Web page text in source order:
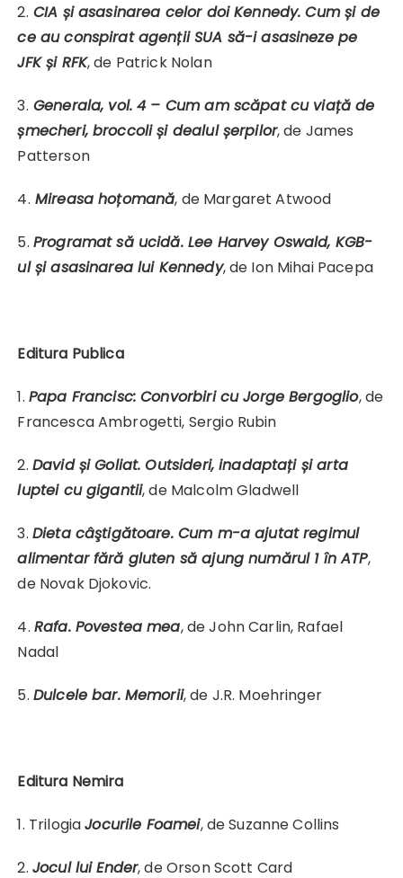
2. CIA și asasinarea celor doi Kennedy. Cum și de
ce au conspirat agenții SUA să-i asasineze pe
JFK și RFK,de Patrick Nolan
3. Generala, vol. 4 – Cum am scăpat cu viață de
șmecheri, broccoli și dealul șerpilor, de James
Patterson
4. Mireasa hoțomană, de Margaret Atwood
5. Programat să ucidă. Lee Harvey Oswald, KGB-
ul și asasinarea lui Kennedy, de Ion Mihai Pacepa
Editura Publica
1. Papa Francisc: Convorbiri cu Jorge Bergoglio, de
Francesca Ambrogetti, Sergio Rubin
2. David și Goliat. Outsideri, inadaptați și arta
luptei cu gigantii, de Malcolm Gladwell
3. Dieta câştigătoare. Cum m-a ajutat regimul
alimentar fără gluten să ajung numărul 1 în ATP,
de Novak Djokovic.
4. Rafa. Povestea mea, de John Carlin, Rafael
Nadal
5. Dulcele bar. Memorii, de J.R. Moehringer
Editura Nemira
1. TrilogiaJocurile Foamei, de Suzanne Collins
2. Jocul lui Ender, de Orson Scott Card